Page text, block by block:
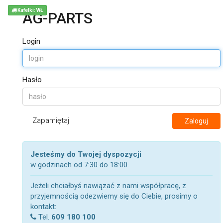
AG-PARTS
Login
Hasło
Zapamiętaj Zaloguj
Jesteśmy do Twojej dyspozycji
w godzinach od 7:30 do 18:00.
Jeżeli chciałbyś nawiązać z nami współpracę, z
przyjemnością odezwiemy się do Ciebie, prosimy o
kontakt:
Tel. 609 180 100
Kafelki: WŁ